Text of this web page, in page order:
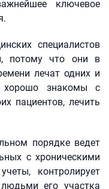
ключевое
специалистов
потому что они в
лечат одних и
знакомы с
пациентов, лечить
порядке ведет
с хроническими
контролирует
его участка